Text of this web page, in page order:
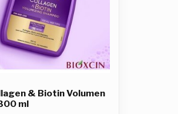
& Biotin Volumen
ml